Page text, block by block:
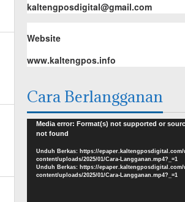
kaltengposdigital@gmail.com
Website
www.kaltengpos.info
Cara Berlangganan
Pemutar
Video
Media error: Format(s) not supported or
not found
Unduh Berkas: https://epaper.kaltengposdigital.com/
content/uploads/2025/01/Cara-Langganan.mp4?_=1
Unduh Berkas: https://epaper.kaltengposdigital.com/
content/uploads/2025/01/Cara-Langganan.mp4?_=1